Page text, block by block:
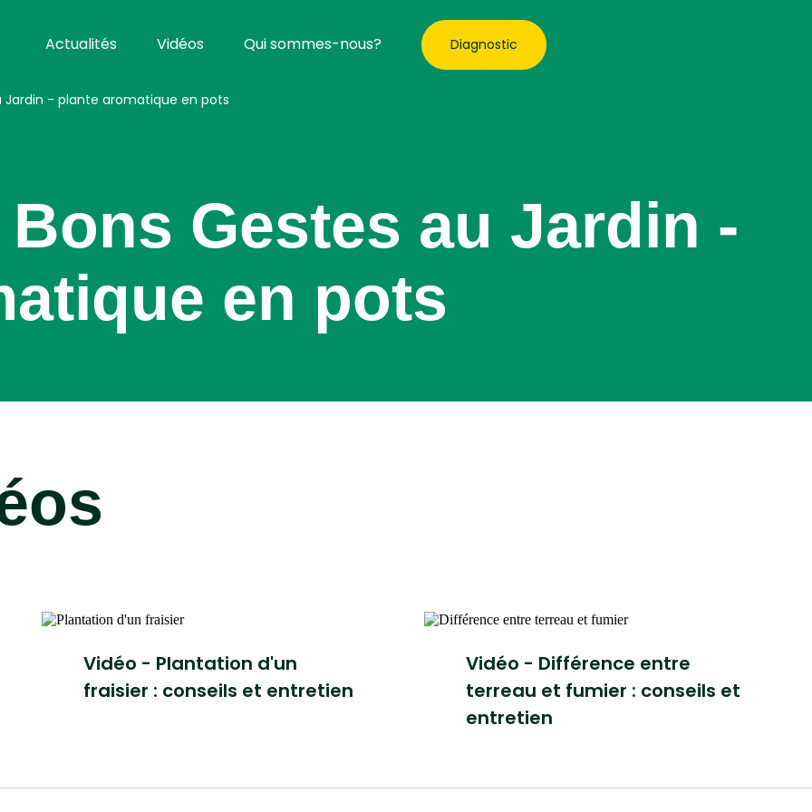
Actualités Vidéos Qui sommes-nous? Diagnostic
Jardin - plante aromatique en pots
Gestes au Jardin -
en pots
Vidéo - Plantation d'un
fraisier : conseils et entretien
Vidéo - Différence entre
terreau et fumier : conseils et
entretien